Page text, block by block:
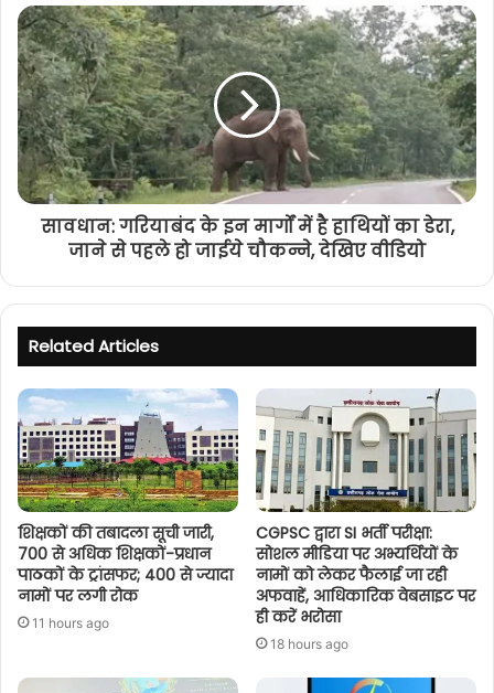
सावधान: गरियाबंद के इन मार्गों में है हाथियों का डेरा,
जाने से पहले हो जाईये चौकन्ने, देखिए वीडियो
Related Articles
शिक्षकों की तबादला सूची जारी,
700 से अधिक शिक्षकों-प्रधान
पाठकों के ट्रांसफर; 400 से ज्यादा
नामों पर लगी रोक
11 hours ago
CGPSC द्वारा SI भर्ती परीक्षा:
सोशल मीडिया पर अभ्यर्थियों के
नामों को लेकर फैलाई जा रही
अफवाहें, आधिकारिक वेबसाइट पर
ही करें भरोसा
18 hours ago